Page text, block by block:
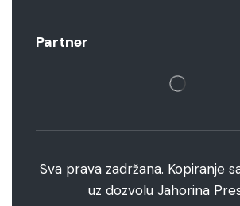
Partner
Sva prava zadržana. Kopiranje
uz dozvolu Jahorina